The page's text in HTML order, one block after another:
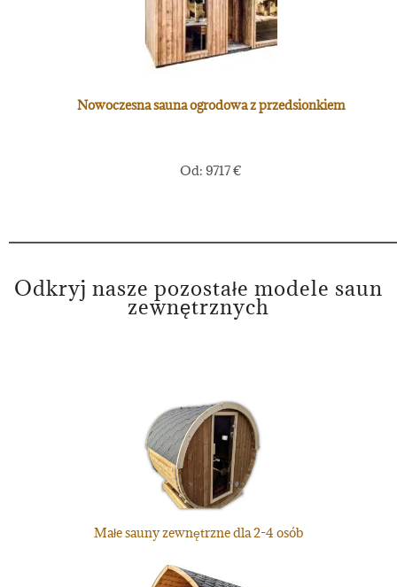
Nowoczesna sauna ogrodowa z przedsionkiem
Od: 9717€
Odkryj nasze pozostałe modele saun
zewnętrznych
Małe sauny zewnętrzne dla 2-4 osób